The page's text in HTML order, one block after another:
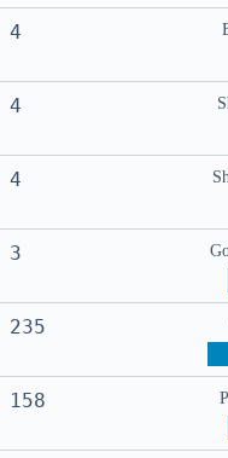
4
4
4
3
235
158